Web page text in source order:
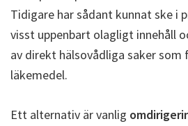
Tidigare har sådant kunnat ske i
visst uppenbart olagligt innehåll
av direkt hälsovådliga saker
läkemedel.
Ett alternativ är vanlig